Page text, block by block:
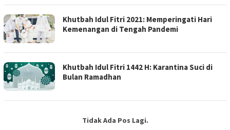
Khutbah Idul Fitri 2021: Memperingati Hari
Kemenangan di Tengah Pandemi
Khutbah Idul Fitri 1442 H: Karantina Suci di
Bulan Ramadhan
Tidak Ada Pos Lagi.